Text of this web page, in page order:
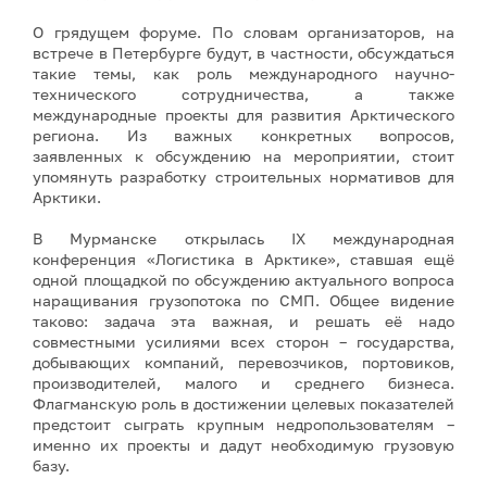
О грядущем форуме. По словам организаторов, на
встрече в Петербурге будут, в частности, обсуждаться
такие темы, как роль международного научно-
технического сотрудничества, а также
международные проекты для развития Арктического
региона. Из важных конкретных вопросов,
заявленных к обсуждению на мероприятии, стоит
упомянуть разработку строительных нормативов для
Арктики.
В Мурманске открылась IX международная
конференция «Логистика в Арктике», ставшая ещё
одной площадкой по обсуждению актуального вопроса
наращивания грузопотока по СМП. Общее видение
таково: задача эта важная, и решать её надо
совместными усилиями всех сторон – государства,
добывающих компаний, перевозчиков, портовиков,
производителей, малого и среднего бизнеса.
Флагманскую роль в достижении целевых показателей
предстоит сыграть крупным недропользователям –
именно их проекты и дадут необходимую грузовую
базу.